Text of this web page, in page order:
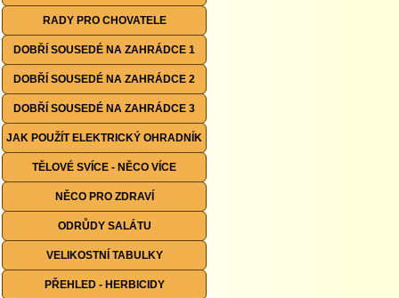
RADY PRO CHOVATELE
DOBŘÍ SOUSEDÉ NA ZAHRÁDCE 1
DOBŘÍ SOUSEDÉ NA ZAHRÁDCE 2
DOBŘÍ SOUSEDÉ NA ZAHRÁDCE 3
JAK POUŽÍT ELEKTRICKÝ OHRADNÍK
TĚLOVÉ SVÍCE - NĚCO VÍCE
NĚCO PRO ZDRAVÍ
ODRŮDY SALÁTU
VELIKOSTNÍ TABULKY
PŘEHLED - HERBICIDY